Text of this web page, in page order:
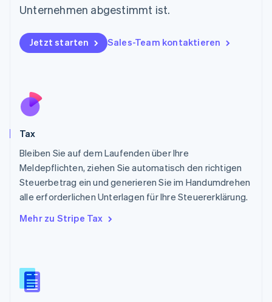
Unternehmen abgestimmt ist.
Jetzt starten Sales-Team kontaktieren
Tax
Bleiben Sie auf dem Laufenden über Ihre
Meldepflichten, ziehen Sie automatisch den richtigen
Steuerbetrag ein und generieren Sie im Handumdrehen
alle erforderlichen Unterlagen für Ihre Steuererklärung.
Mehr zu Stripe Tax
NederlandsEnglish
English
Österreich
Portugal
Português
Schweden
Schweiz
DeutschFrançaisItalianoEnglish
Singapur
Slowakei
Sonderverwaltungsregion Hongkong,
China